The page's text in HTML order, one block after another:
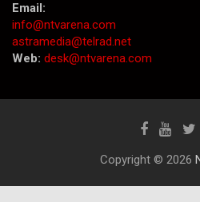
Email:
info@ntvarena.com
astramedia@telrad.net
Web: desk@ntvarena.com
Copyright © 2026